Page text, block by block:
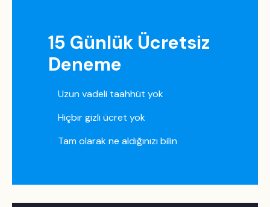
15 Günlük Ücretsiz
Deneme
Uzun vadeli taahhüt yok
Hiçbir gizli ücret yok
Tam olarak ne aldığınızı bilin